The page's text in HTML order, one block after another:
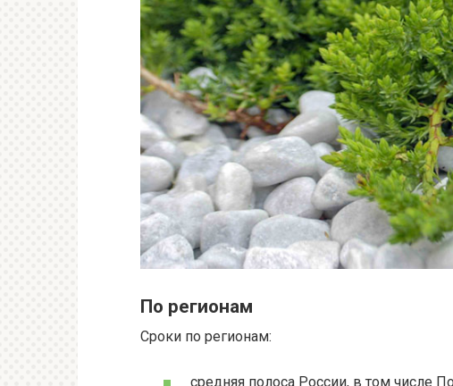
По регионам
Сроки по регионам:
средняя полоса России, в том числе